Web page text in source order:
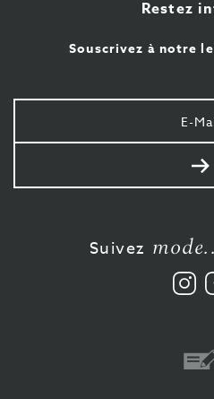
Restez
Souscrivez à notre
e-
Suivez